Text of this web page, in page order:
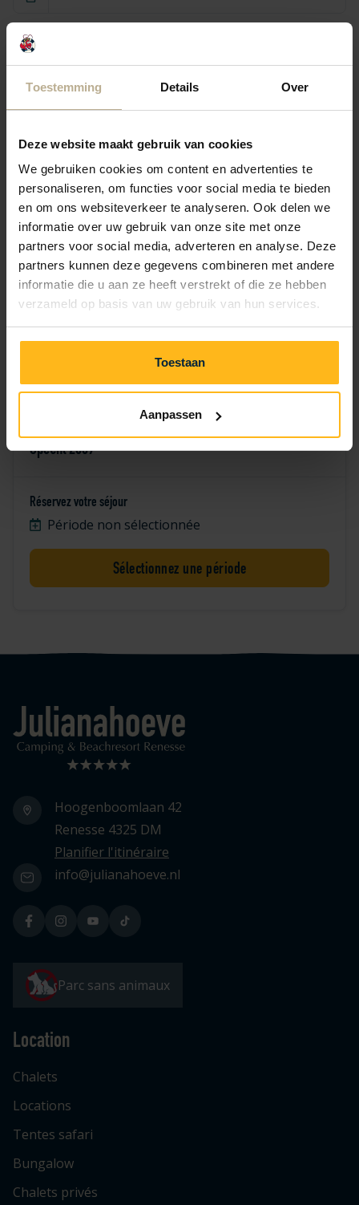
Toestemming Details Over
Deze website maakt gebruik van cookies
We gebruiken cookies om content en advertenties te
personaliseren, om functies voor social media te bieden
en om ons websiteverkeer te analyseren. Ook delen we
informatie over uw gebruik van onze site met onze
partners voor social media, adverteren en analyse. Deze
partners kunnen deze gegevens combineren met andere
informatie die u aan ze heeft verstrekt of die ze hebben
verzameld op basis van uw gebruik van hun services.
Toestaan
Aanpassen
lun. 24 août
1 nuit — —
2 nuits — — —
3 nuits — — —
4 nuits — — —
Specht 2609
Réservez votre séjour
Période non sélectionnée
Sélectionnez une période
Logo Julianahoeve
Hoogenboomlaan 42
Renesse 4325 DM
Planifier l'itinéraire
info@julianahoeve.nl
Parc sans animaux
Location
Chalets
Locations
Tentes safari
Bungalow
Chalets privés